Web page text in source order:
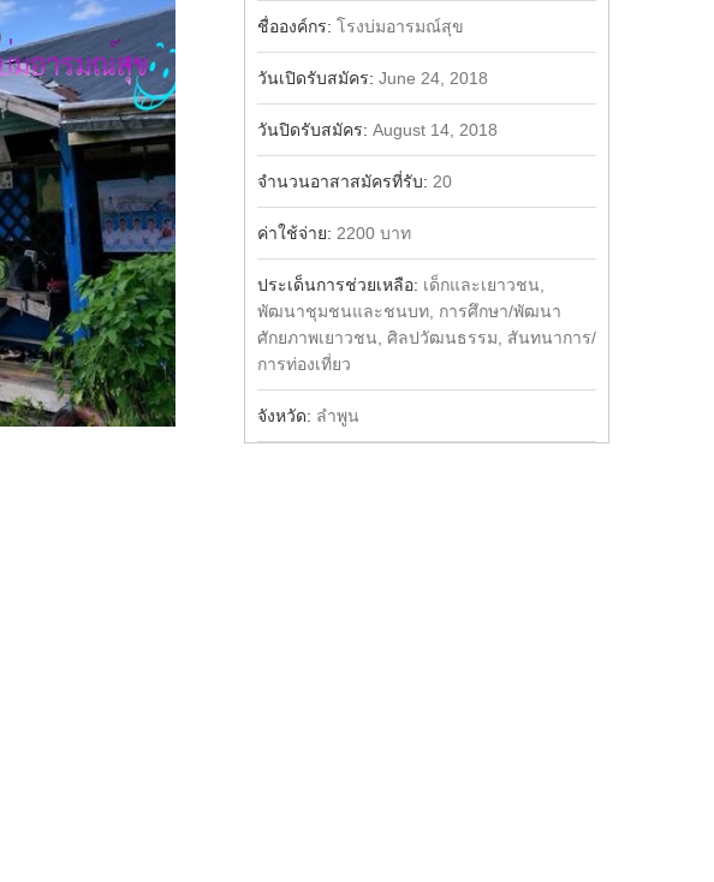
Facebook
ชื่อองค์กร: โรงบ่มอารมณ์สุข
วันเปิดรับสมัคร: June 24, 2018
วันปิดรับสมัคร: August 14, 2018
จำนวนอาสาสมัครที่รับ: 20
ค่าใช้จ่าย: 2200 บาท
ประเด็นการช่วยเหลือ: เด็กและเยาวชน,
พัฒนาชุมชนและชนบท, การศึกษา/พัฒนา
ศักยภาพเยาวชน, ศิลปวัฒนธรรม, สันทนาการ/
การท่องเที่ยว
จังหวัด: ลำพูน